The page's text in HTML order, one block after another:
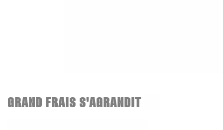
GRAND FRAIS S'AGRANDIT